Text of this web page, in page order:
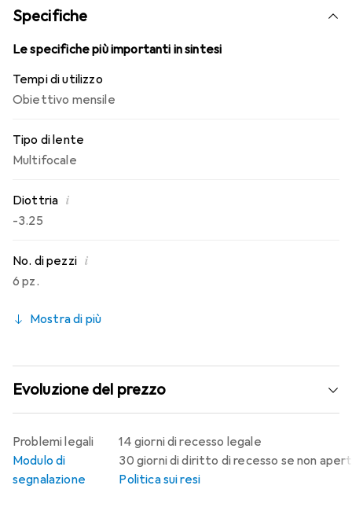
possibile avere una visione nitida a tutte le distanze.
Specifiche
Le specifiche più importanti in sintesi
Tempi di utilizzo
Obiettivo mensile
Tipo di lente
Multifocale
Diottria i
-3.25
No. di pezzi i
6 pz.
Mostra di più
Evoluzione del prezzo
14 giorni di recesso legale
30 giorni di diritto di recesso se non
Politica sui resi
Problemi legali
Modulo di
segnalazione